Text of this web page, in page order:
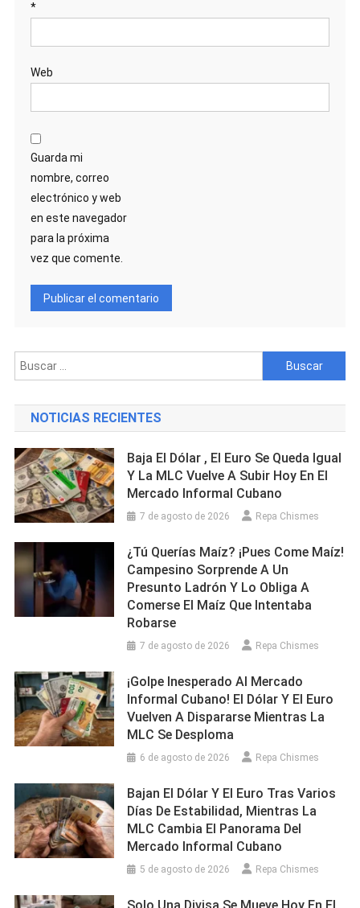
*
Web
Guarda mi
nombre, correo
electrónico y web
en este navegador
para la próxima
vez que comente.
Buscar:
NOTICIAS RECIENTES
Baja El Dólar , El Euro Se Queda Igual
Y La MLC Vuelve A Subir Hoy En El
Mercado Informal Cubano
7 de agosto de 2026 Repa Chismes
¿Tú Querías Maíz? ¡Pues Come Maíz!
Campesino Sorprende A Un
Presunto Ladrón Y Lo Obliga A
Comerse El Maíz Que Intentaba
Robarse
7 de agosto de 2026 Repa Chismes
¡Golpe Inesperado Al Mercado
Informal Cubano! El Dólar Y El Euro
Vuelven A Dispararse Mientras La
MLC Se Desploma
6 de agosto de 2026 Repa Chismes
Bajan El Dólar Y El Euro Tras Varios
Días De Estabilidad, Mientras La
MLC Cambia El Panorama Del
Mercado Informal Cubano
5 de agosto de 2026 Repa Chismes